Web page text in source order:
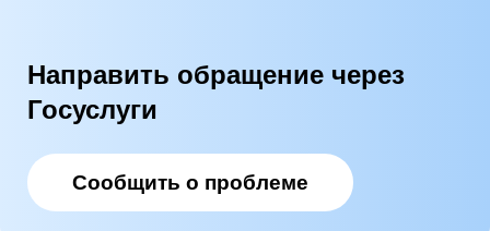
Направить обращение через
Госуслуги
Сообщить о проблеме